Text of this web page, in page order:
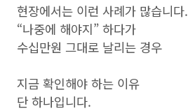
현장에서는 이런 사례가 많습니다.
“나중에 해야지” 하다가
수십만원 그대로 날리는 경우
지금 확인해야 하는 이유
단 하나입니다.